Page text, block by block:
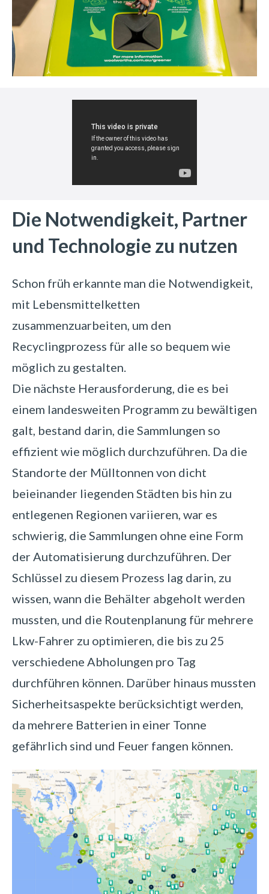
Die Notwendigkeit, Partner
und Technologie zu nutzen
Schon früh erkannte man die Notwendigkeit,
mit Lebensmittelketten
zusammenzuarbeiten, um den
Recyclingprozess für alle so bequem wie
möglich zu gestalten.
Die nächste Herausforderung, die es bei
einem landesweiten Programm zu bewältigen
galt, bestand darin, die Sammlungen so
effizient wie möglich durchzuführen. Da die
Standorte der Mülltonnen von dicht
beieinander liegenden Städten bis hin zu
entlegenen Regionen variieren, war es
schwierig, die Sammlungen ohne eine Form
der Automatisierung durchzuführen. Der
Schlüssel zu diesem Prozess lag darin, zu
wissen, wann die Behälter abgeholt werden
mussten, und die Routenplanung für mehrere
Lkw-Fahrer zu optimieren, die bis zu 25
verschiedene Abholungen pro Tag
durchführen können. Darüber hinaus mussten
Sicherheitsaspekte berücksichtigt werden,
da mehrere Batterien in einer Tonne
gefährlich sind und Feuer fangen können.